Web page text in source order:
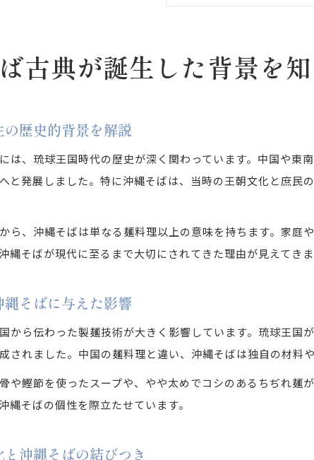
沖縄そばの古典
そばじょーぐーの意
そばじょーぐー
沖縄そば文化に
沖縄そば愛好家
沖縄そばが小麦
沖縄そば定義が
沖縄そばの特徴
沖縄そばの歴史をひ
沖縄そばの歴
古典が誕生した背景を知
歴史的背景を解説
は、琉球王国時代の歴史が深く関わっています。中国や
と発展しました。特に沖縄そばは、当時の王朝文化と庶
ら、沖縄そばは単なる麺料理以上の意味を持ちます。家
縄そばが現代に至るまで大切にされてきた理由が見えてきま
縄そばに与えた影響
から伝わった製麺技術が大きく影響しています。琉球王
されました。中国の麺料理と違い、沖縄そばは独自の材料
や鰹節を使ったスープや、やや太めでコシのあるちぢれ
縄そばの個性を際立たせています。
沖縄そばの結びつき